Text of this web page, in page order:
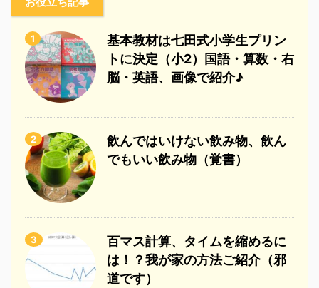
1
基本教材は七田式小学生プリン
トに決定（小2）国語・算数・右
脳・英語、画像で紹介♪
2
飲んではいけない飲み物、飲ん
でもいい飲み物（覚書）
3
百マス計算、タイムを縮めるに
は！？我が家の方法ご紹介（邪
道です）